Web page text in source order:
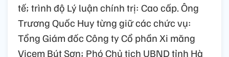
tế; trình độ Lý luận chính trị: Cao cấp. Ông
Trương Quốc Huy từng giữ các chức vụ:
Tổng Giám đốc Công ty Cổ phần Xi măng
Vicem Bút Sơn; Phó Chủ tịch UBND tỉnh Hà